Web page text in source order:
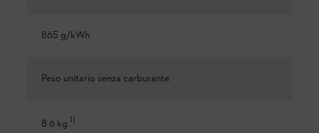
865 g/kWh
Peso unitario senza carburante
8.6 kg 1)